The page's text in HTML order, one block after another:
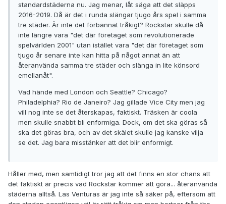
standardstäderna nu. Jag menar, låt säga att det släpps
2016-2019. Då är det i runda slängar tjugo års spel i samma
tre städer. Är inte det förbannat tråkigt? Rockstar skulle då
inte längre vara "det där företaget som revolutionerade
spelvärlden 2001" utan istället vara "det där företaget som
tjugo år senare inte kan hitta på något annat än att
återanvända samma tre städer och slänga in lite könsord
emellanåt".
Vad hände med London och Seattle? Chicago?
Philadelphia? Rio de Janeiro? Jag gillade Vice City men jag
vill nog inte se det återskapas, faktiskt. Träsken är coola
men skulle snabbt bli enformiga. Dock, om det ska göras så
ska det göras bra, och av det skälet skulle jag kanske vilja
se det. Jag bara misstänker att det blir enformigt.
Håller med, men samtidigt tror jag att det finns en stor chans att
det faktiskt är precis vad Rockstar kommer att göra... återanvända
städerna alltså. Las Venturas är jag inte så säker på, eftersom att